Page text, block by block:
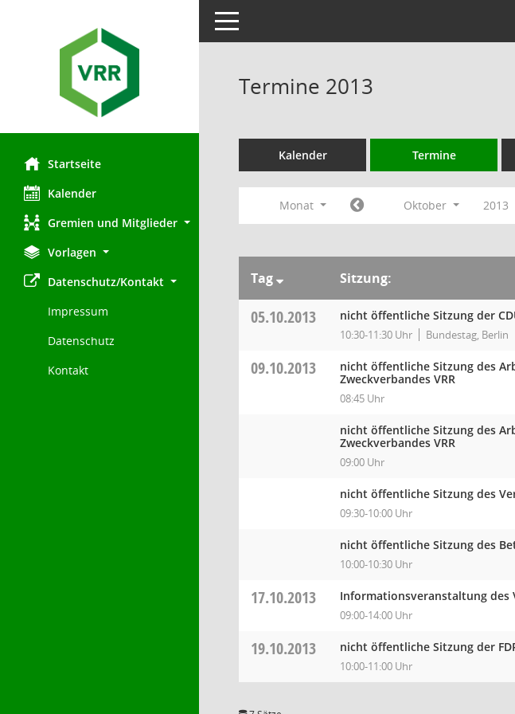
Startseite
Kalender
Gremien und Mitglieder
Vorlagen
Datenschutz/Kontakt
Impressum
Datenschutz
Kontakt
Toggle navigation
Termine 2013
Kalender Termine
Monat Oktober 2013
Tag Sitzung:
05.10.2013 nicht öffentliche Sitzung der
10:30-11:30 Uhr Bundestag, Berlin
09.10.2013
nicht öffentliche Sitzung des
Zweckverbandes VRR
08:45 Uhr
nicht öffentliche Sitzung des
Zweckverbandes VRR
09:00 Uhr
nicht öffentliche Sitzung des
09:30-10:00 Uhr
nicht öffentliche Sitzung des
10:00-10:30 Uhr
17.10.2013 Informationsveranstaltung des
09:00-14:00 Uhr
19.10.2013 nicht öffentliche Sitzung der
10:00-11:00 Uhr